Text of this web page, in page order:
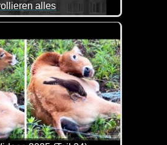
alles
was man will, aber Katzen